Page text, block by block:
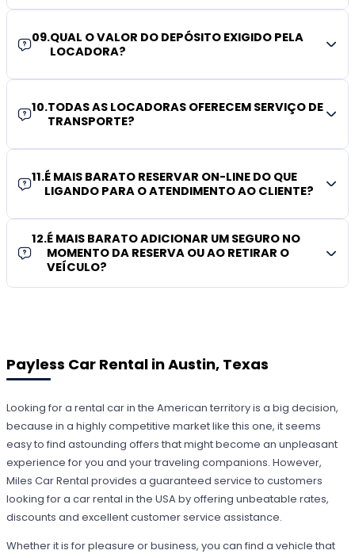
09.QUAL O VALOR DO DEPÓSITO EXIGIDO PELA
LOCADORA?
10.TODAS AS LOCADORAS OFERECEM SERVIÇO DE
TRANSPORTE?
11.É MAIS BARATO RESERVAR ON-LINE DO QUE
LIGANDO PARA O ATENDIMENTO AO CLIENTE?
12.É MAIS BARATO ADICIONAR UM SEGURO NO
MOMENTO DA RESERVA OU AO RETIRAR O
VEÍCULO?
Payless Car Rental in Austin, Texas
Looking for a rental car in the American territory is a big decision,
because in a highly competitive market like this one, it seems
easy to find astounding offers that might become an unpleasant
experience for you and your traveling companions. However,
Miles Car Rental provides a guaranteed service to customers
looking for a car rental in the USA by offering unbeatable rates,
discounts and excellent customer service assistance.
Whether it is for pleasure or business, you can find a vehicle that